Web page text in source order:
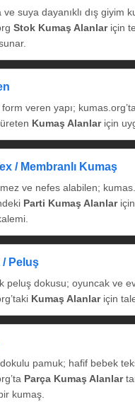
suya dayanıklı dış giyim
Stok Kumaş Alanlariçin
form veren yapı;
Kumaş Alanlariçin
/ Membranlı Kumaş
ve nefes alabilen;
Parti Kumaş Alanlariçin
/ Peluş
peluş dokusu; oyuncak ve
Kumaş Alanlariçin
pamuk; hafif bebek
Parça Kumaş Alanlar
kumaş.